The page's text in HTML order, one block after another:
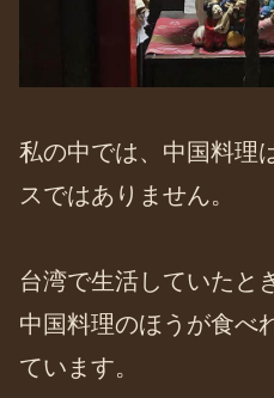
私の中では、中国料理
スではありません。
台湾で生活していたと
中国料理のほうが食べ
ています。